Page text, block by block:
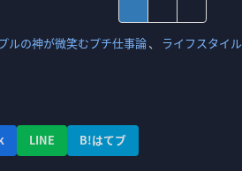
ルの神が微笑むプチ仕事論、 ライフスタイル
LINE B!はてブ